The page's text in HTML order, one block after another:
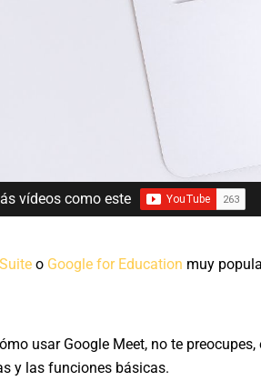
vídeos como este
o Google for Education muy
usar Google Meet, no te preocupes,
y las funciones básicas.